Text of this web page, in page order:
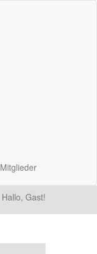
Mitglieder
Hallo, Gast!